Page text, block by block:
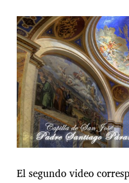
El segundo video